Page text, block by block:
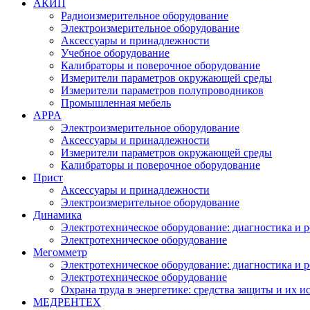
АКИП
Радиоизмерительное оборудование
Электроизмерительное оборудование
Аксессуары и принадлежности
Учебное оборудование
Калибраторы и поверочное оборудование
Измерители параметров окружающей среды
Измерители параметров полупроводников
Промышленная мебель
APPA
Электроизмерительное оборудование
Аксессуары и принадлежности
Измерители параметров окружающей среды
Калибраторы и поверочное оборудование
Прист
Аксессуары и принадлежности
Электроизмерительное оборудование
Динамика
Электротехническое оборудование: диагностика и
Электротехническое оборудование
Мегомметр
Электротехническое оборудование: диагностика и
Электротехническое оборудование
Охрана труда в энергетике: средства защиты и их
МЕДРЕНТЕХ